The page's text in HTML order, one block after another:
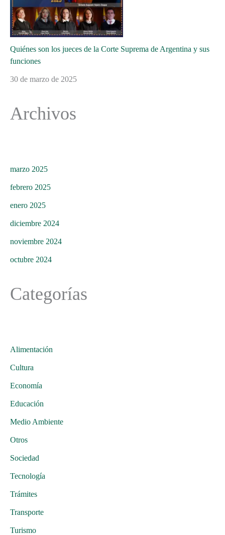
Quiénes son los jueces de la Corte Suprema de Argentina y sus
funciones
30 de marzo de 2025
Archivos
marzo 2025
febrero 2025
enero 2025
diciembre 2024
noviembre 2024
octubre 2024
Categorías
Alimentación
Cultura
Economía
Educación
Medio Ambiente
Otros
Sociedad
Tecnología
Trámites
Transporte
Turismo